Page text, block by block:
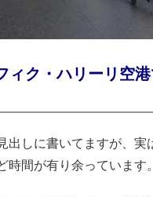
ィク・ハリーリ空
出しに書いてますが、実
時間が有り余っています。